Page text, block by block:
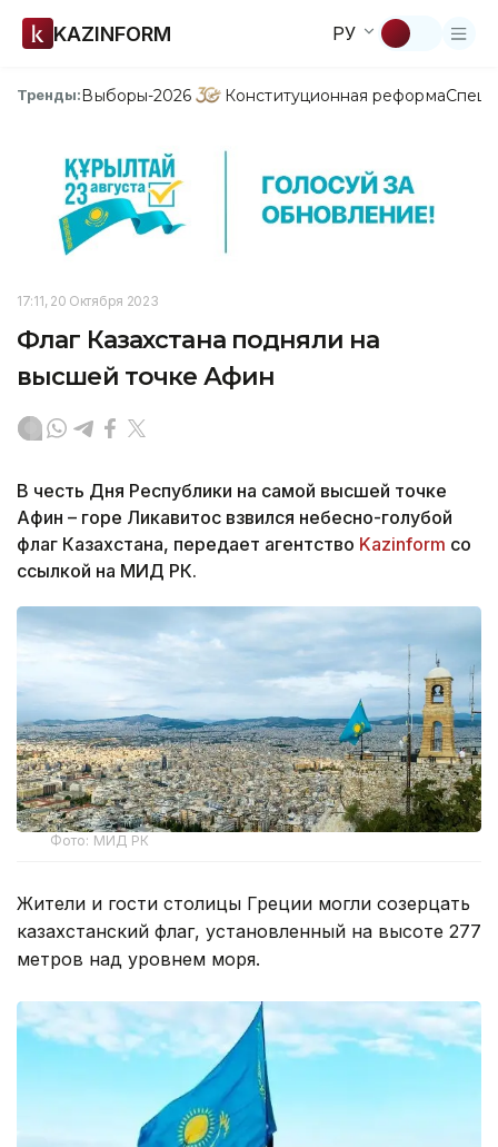
KAZINFORM РУ
Тренды:Выборы-2026 Конституционная реформа
17:11, 20 Октября 2023
Флаг Казахстана подняли на
высшей точке Афин
В честь Дня Республики на самой высшей точке
Афин – горе Ликавитос взвился небесно-голубой
флаг Казахстана, передает агентство Kazinform со
ссылкой на МИД РК.
Фото: МИД РК
Жители и гости столицы Греции могли созерцать
казахстанский флаг, установленный на высоте 277
метров над уровнем моря.